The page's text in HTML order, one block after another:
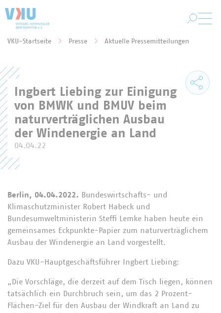
VKU-Startseite Presse Aktuelle Pressemitteilungen
Ingbert Liebing zur Einigung
von BMWK und BMUV beim
naturverträglichen Ausbau
der Windenergie an Land
04.04.22
Berlin, 04.04.2022. Bundeswirtschafts- und
Klimaschutzminister Robert Habeck und
Bundesumweltministerin Steffi Lemke haben heute ein
gemeinsames Eckpunkte-Papier zum naturverträglichem
Ausbau der Windenergie an Land vorgestellt.
Dazu VKU-Hauptgeschäftsführer Ingbert Liebing:
„Die Vorschläge, die derzeit auf dem Tisch liegen, können
tatsächlich ein Durchbruch sein, um das 2 Prozent-
Flächen-Ziel für den Ausbau der Windkraft an Land zu